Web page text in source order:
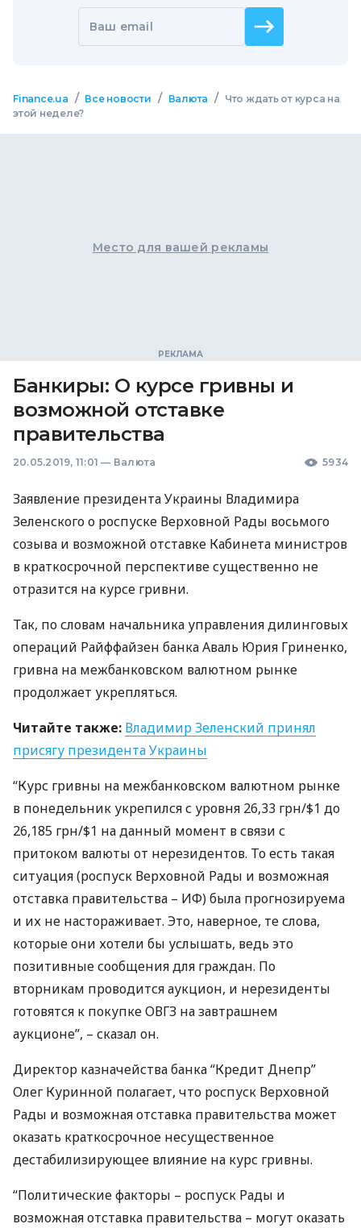
Ваш email
Finance.ua / Все новости / Валюта /
Что ждать от курса на
этой неделе?
Место для вашей рекламы
Банкиры: О курсе гривны и
возможной отставке
правительства
20.05.2019, 11:01 — Валюта 5934
Заявление президента Украины Владимира
Зеленского о роспуске Верховной Рады восьмого
созыва и возможной отставке Кабинета министров
в краткосрочной перспективе существенно не
отразится на курсе гривни.
Так, по словам начальника управления дилинговых
операций Райффайзен банка Аваль Юрия Гриненко,
гривна на межбанковском валютном рынке
продолжает укрепляться.
Читайте также: Владимир Зеленский принял
присягу президента Украины
“Курс гривны на межбанковском валютном рынке
в понедельник укрепился с уровня 26,33 грн/$1 до
26,185 грн/$1 на данный момент в связи с
притоком валюты от нерезидентов. То есть такая
ситуация (роспуск Верховной Рады и возможная
отставка правительства – ИФ) была прогнозируема
и их не настораживает. Это, наверное, те слова,
которые они хотели бы услышать, ведь это
позитивные сообщения для граждан. По
вторникам проводится аукцион, и нерезиденты
готовятся к покупкеОВГЗ на завтрашнем
аукционе”, – сказал он.
Директор казначейства банка “Кредит Днепр”
Олег Куринной полагает, что роспуск Верховной
Рады и возможная отставка правительства может
оказать краткосрочное несущественное
дестабилизирующее влияние на курс гривны.
“Политические факторы – роспуск Рады и
возможная отставка правительства – могут оказать